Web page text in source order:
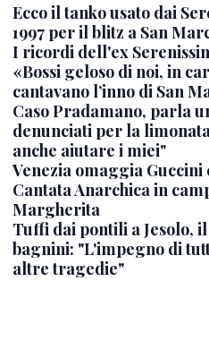
Ecco il tanko usato dai
1997 per il blitz a San
I ricordi dell'ex
«Bossi geloso di noi, in
cantavano l’inno di San
Caso Pradamano, parla
denunciati per la
anche aiutare i miei"
Venezia omaggia Guccini
Cantata Anarchica in
Margherita
Tuffi dai pontili a Jesolo,
bagnini: "L'impegno di
altre tragedie"